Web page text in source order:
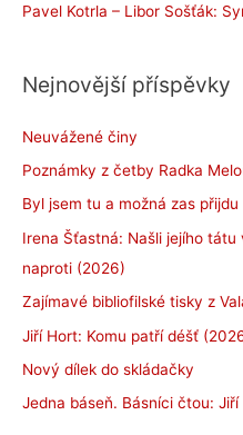
Pavel Kotrla – Libor Sošťák:
Nejnovější příspěvky
Neuvážené činy
Poznámky z četby Radka
Byl jsem tu a možná zas přijdu
Irena Šťastná: Našli jejího
naproti (2026)
Zajímavé bibliofilské tisky z
Jiří Hort: Komu patří déšť
Nový dílek do skládačky
Jedna báseň. Básníci čtou: